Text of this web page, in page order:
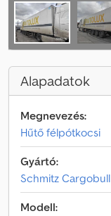
Alapadatok
Megnevezés:
Hűtő félpótkocsi
Gyártó:
Schmitz Cargobull
Modell: